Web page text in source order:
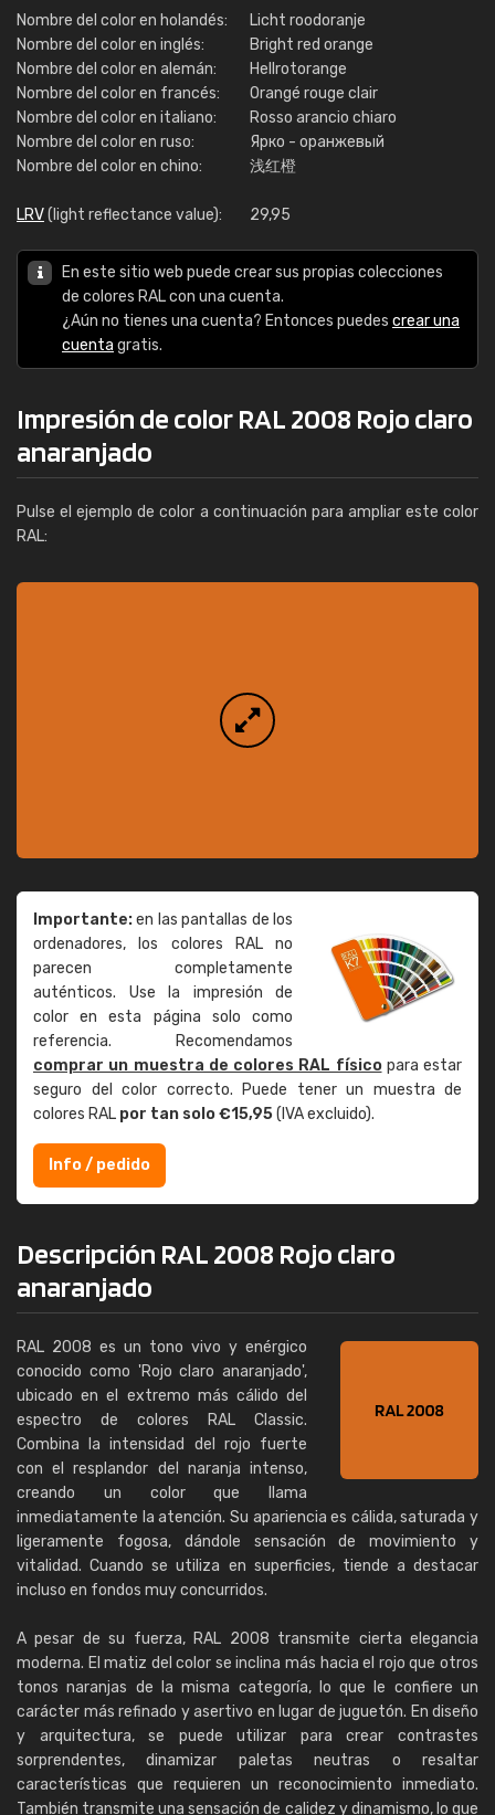
Nombre del color en holandés:
Licht roodoranje
Nombre del color en inglés:
Bright red orange
Nombre del color en alemán:
Hellrotorange
Nombre del color en francés:
Orangé rouge clair
Nombre del color en italiano:
Rosso arancio chiaro
Nombre del color en ruso:
Ярко - оранжевый
Nombre del color en chino:
浅红橙
LRV(light reflectance value): 29,95
En este sitio web puede crear sus propias colecciones
de colores RAL con una cuenta.
¿Aún no tienes una cuenta? Entonces puedes crear una
cuenta gratis.
Impresión de color RAL 2008 Rojo claro
anaranjado
Pulse el ejemplo de color a continuación para ampliar este color
RAL:
Importante:en las pantallas de los
ordenadores, los colores RAL no
parecen completamente
auténticos. Use la impresión de
color en esta página solo como
referencia. Recomendamos
comprar un muestra de colores RAL físicopara estar
seguro del color correcto. Puede tener un muestra de
colores RAL por tan solo €15,95(IVA excluido).
Info / pedido
Descripción RAL 2008 Rojo claro
anaranjado
RAL 2008 es un tono vivo y enérgico
conocido como 'Rojo claro anaranjado',
ubicado en el extremo más cálido del
espectro de colores RAL Classic.
Combina la intensidad del rojo fuerte
con el resplandor del naranja intenso,
creando un color que llama
inmediatamente la atención. Su apariencia es cálida, saturada y
ligeramente fogosa, dándole sensación de movimiento y
vitalidad. Cuando se utiliza en superficies, tiende a destacar
incluso en fondos muy concurridos.
A pesar de su fuerza, RAL 2008 transmite cierta elegancia
moderna. El matiz del color se inclina más hacia el rojo que otros
tonos naranjas de la misma categoría, lo que le confiere un
carácter más refinado y asertivo en lugar de juguetón. En diseño
y arquitectura, se puede utilizar para crear contrastes
sorprendentes, dinamizar paletas neutras o resaltar
características que requieren un reconocimiento inmediato.
También transmite una sensación de calidez y dinamismo, lo que